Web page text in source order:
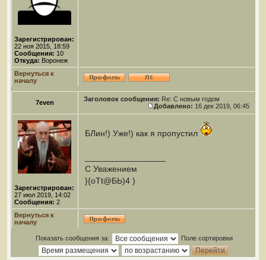
Зарегистрирован:
22 ноя 2015, 18:59
Сообщения: 10
Откуда: Воронеж
Вернуться к
началу
7even Заголовок сообщения: Re: С новым годом
Добавлено: 16 дек 2019, 06:45
Зарегистрирован:
27 июл 2019, 14:02
Сообщения: 2
БЛин!) Уже!) как я пропустил
С Уважением
}{oTt@БЬ)4 )
Вернуться к
началу
Показать сообщения за: Поле сортировки